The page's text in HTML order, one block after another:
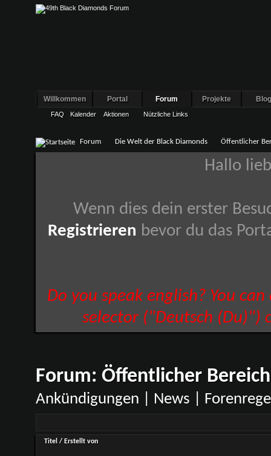
Willkommen Portal Forum
FAQ Kalender Aktionen Nützliche Links
Projekte
Forum Die Welt der Black Diamonds Öffentlicher
Hallo
Wenn dies dein erster
Registrieren bevor du das
Do you speak english? You
selector ("Deutsch (Du)")
Forum: Öffentlicher Bereich
Ankündigungen | News |
Titel / Erstellt von